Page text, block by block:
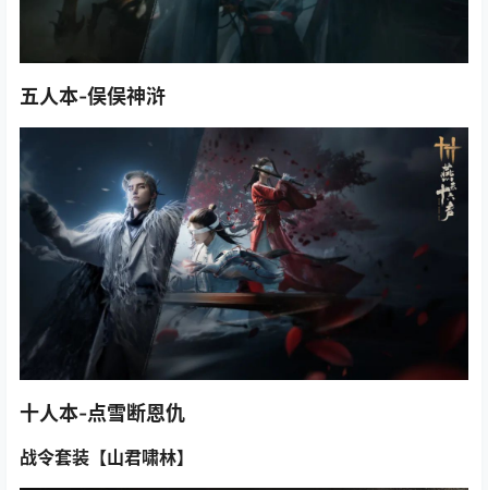
五人本-俣俣神浒
十人本-点雪断恩仇
战令套装【山君啸林】